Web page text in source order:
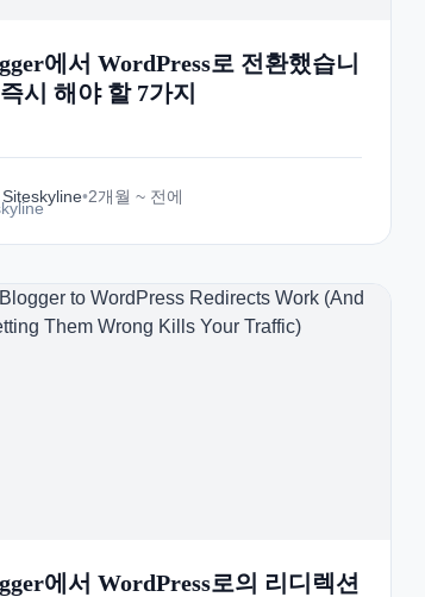
에서 WordPress로 전환했습니
시 해야 할 7가지
Siteskyline•2개월 ~ 전에
에서 WordPress로의 리디렉션